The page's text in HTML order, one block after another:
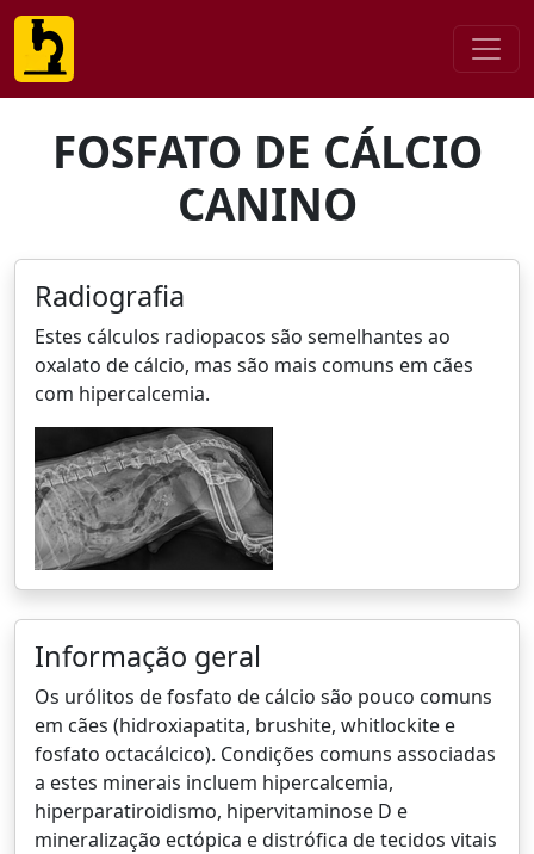
FOSFATO DE CÁLCIO
CANINO
Radiografia
Estes cálculos radiopacos são semelhantes ao
oxalato de cálcio, mas são mais comuns em cães
com hipercalcemia.
Informação geral
Os urólitos de fosfato de cálcio são pouco comuns
em cães (hidroxiapatita, brushite, whitlockite e
fosfato octacálcico). Condições comuns associadas
a estes minerais incluem hipercalcemia,
hiperparatiroidismo, hipervitaminose D e
mineralização ectópica e distrófica de tecidos vitais